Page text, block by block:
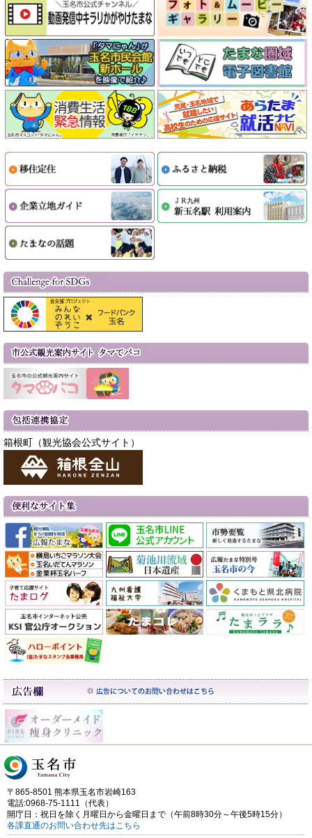
箱根町（観光協会公式サイト）
〒865-8501 熊本県玉名市岩崎163
電話:0968-75-1111（代表）
開庁日：祝日を除く月曜日から金曜日まで（午前8時30分～午後5時15分）
各課直通のお問い合わせ先はこちら